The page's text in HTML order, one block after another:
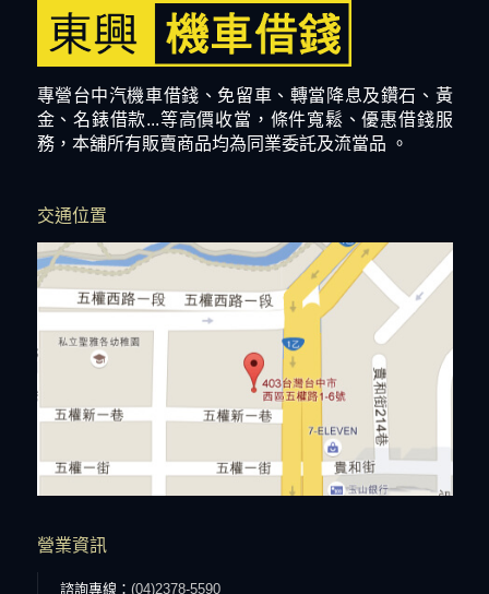
專營台中汽機車借錢、免留車、轉當降息及鑽石、黃
金、名錶借款...等高價收當，條件寬鬆、優惠借錢服
務，本舖所有販賣商品均為同業委託及流當品 。
交通位置
營業資訊
諮詢專線： (04)2378-5590